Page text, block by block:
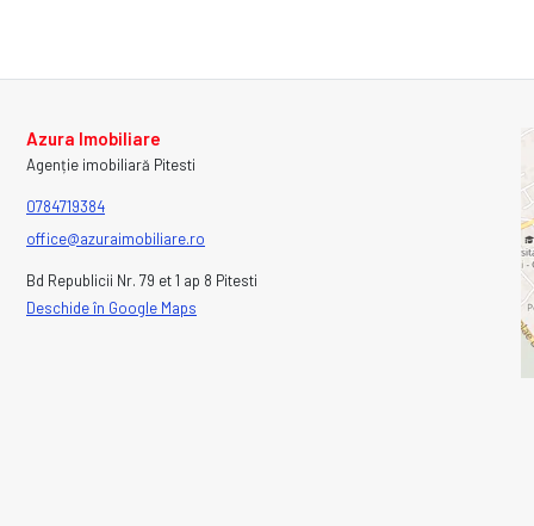
Azura Imobiliare
Agenție imobiliară Pitesti
0784719384
office@azuraimobiliare.ro
Bd Republicii Nr. 79 et 1 ap 8 Pitesti
Deschide în Google Maps